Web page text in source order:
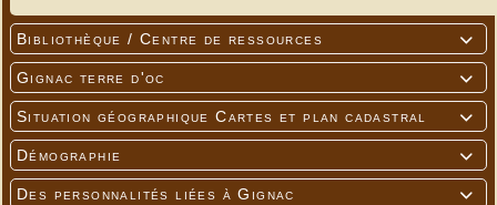

Bibliothèque / Centre de ressources

Gignac terre d'oc

Situation géographique Cartes et plan cadastral

Démographie

Des personnalités liées à Gignac